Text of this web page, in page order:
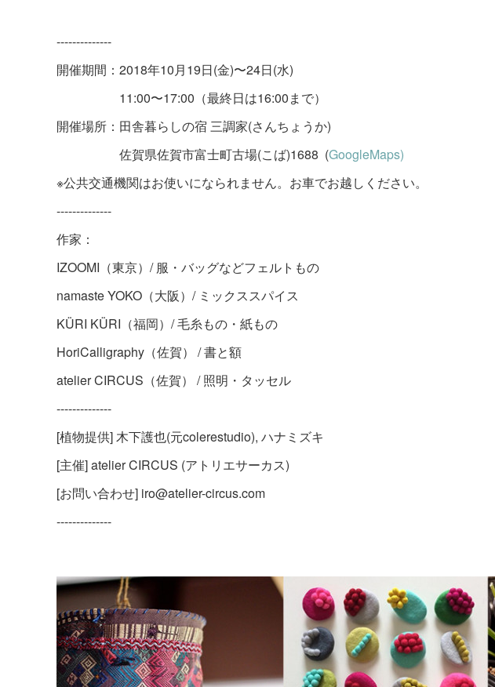
--------------
開催期間：2018年10月19日(金)〜24日(水)
11:00〜17:00（最終日は16:00まで）
開催場所：田舎暮らしの宿 三調家(さんちょうか)
佐賀県佐賀市富士町古場(こば)1688 (GoogleMaps)
※公共交通機関はお使いになられません。お車でお越しください。
--------------
作家：
IZOOMI（東京）/ 服・バッグなどフェルトもの
namaste YOKO（大阪）/ ミックススパイス
KÜRI KÜRI（福岡）/ 毛糸もの・紙もの
HoriCalligraphy（佐賀） / 書と額
atelier CIRCUS（佐賀） / 照明・タッセル
--------------
[植物提供] 木下護也(元colerestudio), ハナミズキ
[主催] atelier CIRCUS (アトリエサーカス)
[お問い合わせ] iro@atelier-circus.com
--------------